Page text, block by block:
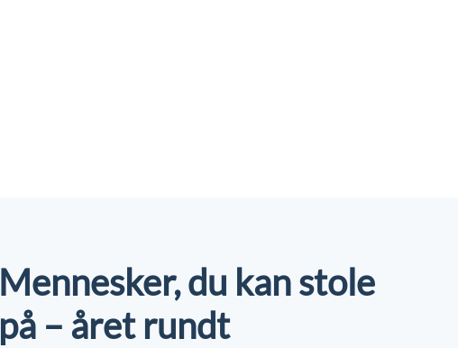
Mennesker, du kan stole
på – året rundt